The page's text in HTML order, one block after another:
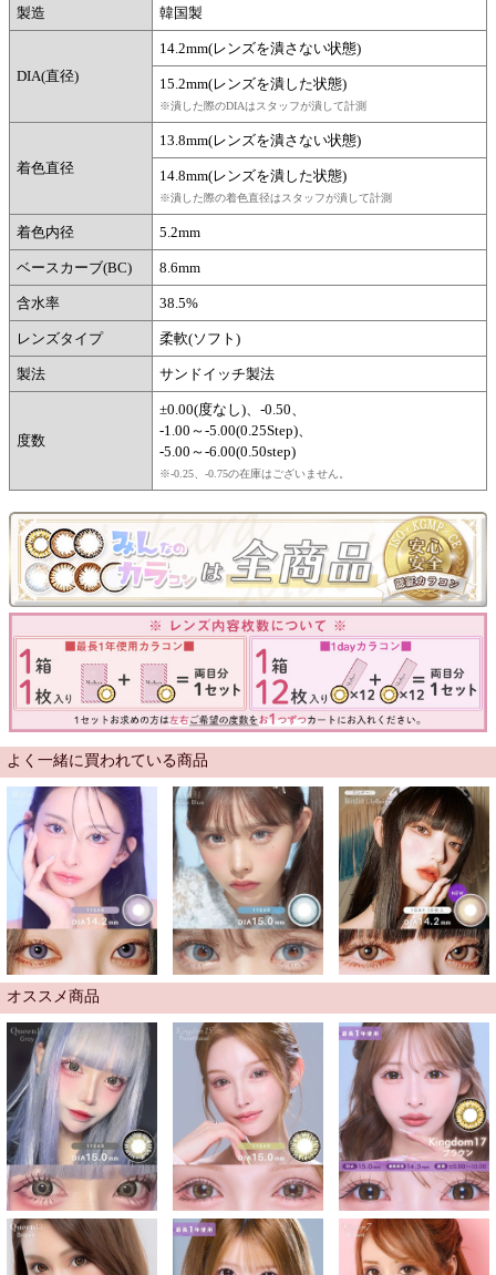
製造 韓国製
DIA(直径)
14.2mm(レンズを潰さない状態)
15.2mm(レンズを潰した状態)
※潰した際のDIAはスタッフが潰して計測
着色直径
13.8mm(レンズを潰さない状態)
14.8mm(レンズを潰した状態)
※潰した際の着色直径はスタッフが潰して計測
着色内径 5.2mm
ベースカーブ(BC) 8.6mm
含水率 38.5%
レンズタイプ 柔軟(ソフト)
製法 サンドイッチ製法
度数
±0.00(度なし)、-0.50、
-1.00～-5.00(0.25Step)、
-5.00～-6.00(0.50step)
※-0.25、-0.75の在庫はございません。
よく一緒に買われている商品
オススメ商品